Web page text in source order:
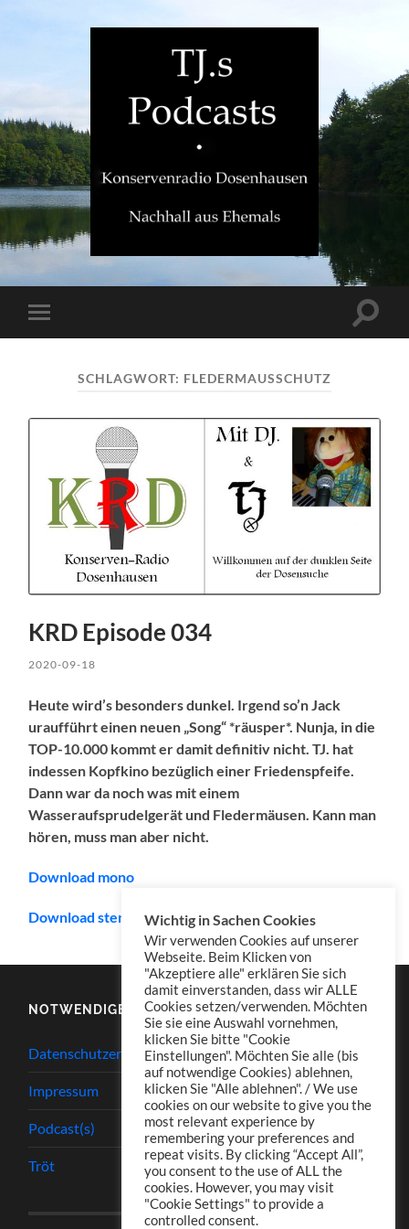
TJ.s
Mobile-
Menü
SCHLAGWORT: FLEDERMAUSSCHUTZ
KRD Episode 034
2020-09-18
Heute wird’s besonders dunkel. Irgend so’n Jack
uraufführt einen neuen „Song“ *räusper*. Nunja, in die
TOP-10.000 kommt er damit definitiv nicht. TJ. hat
indessen Kopfkino bezüglich einer Friedenspfeife.
Dann war da noch was mit einem
Wasseraufsprudelgerät und Fledermäusen. Kann man
hören, muss man aber nicht.
Download mono
Download stereo
NOTWENDIGES
Datenschutzerklärung
Impressum
Podcast(s)
Tröt
Wichtig in Sachen Cookies
Wir verwenden Cookies auf unserer
Webseite. Beim Klicken von
"Akzeptiere alle" erklären Sie sich
damit einverstanden, dass wir ALLE
Cookies setzen/verwenden. Möchten
Sie sie eine Auswahl vornehmen,
klicken Sie bitte "Cookie
Einstellungen". Möchten Sie alle (bis
auf notwendige Cookies) ablehnen,
klicken Sie "Alle ablehnen". / We use
cookies on our website to give you the
most relevant experience by
remembering your preferences and
repeat visits. By clicking “Accept All”,
you consent to the use of ALL the
cookies. However, you may visit
"Cookie Settings" to provide a
controlled consent.